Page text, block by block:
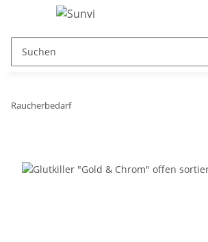
Raucherbedarf